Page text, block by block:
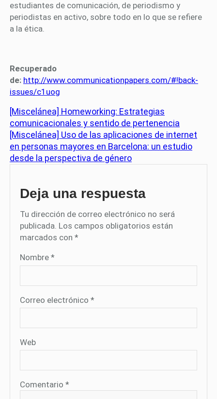
estudiantes de comunicación, de periodismo y
periodistas en activo, sobre todo en lo que se refiere
a la ética.
Recuperado
de: http://www.communicationpapers.com/#!back-
issues/c1uog
[Miscelánea] Homeworking: Estrategias
comunicacionales y sentido de pertenencia
[Miscelánea] Uso de las aplicaciones de internet
en personas mayores en Barcelona: un estudio
desde la perspectiva de género
Deja una respuesta
Tu dirección de correo electrónico no será
publicada. Los campos obligatorios están
marcados con *
Nombre *
Correo electrónico *
Web
Comentario *